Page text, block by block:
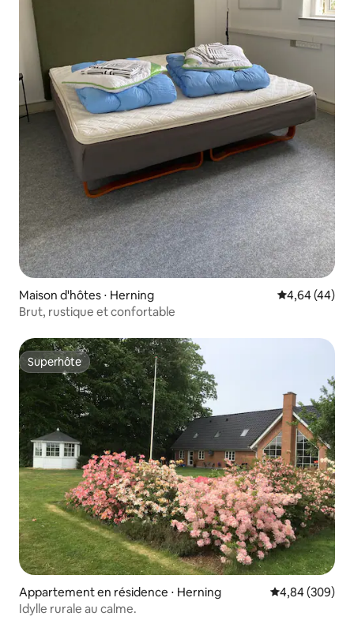
Maison d'hôtes ⋅ Herning Évaluation
4,64 (44)
Brut, rustique et confortable
Superhôte
Superhôte
Appartement en résidence ⋅ Herning Évaluation
4,84 (309)
Idylle rurale au calme.